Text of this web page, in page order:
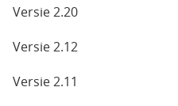
Versie 2.20
Versie 2.12
Versie 2.11